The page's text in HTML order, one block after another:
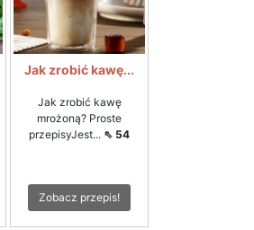
Jak zrobić kawę...
Jak zrobić kawę
mrożoną? Proste
przepisyJest... ⇖ 54
Zobacz przepis!